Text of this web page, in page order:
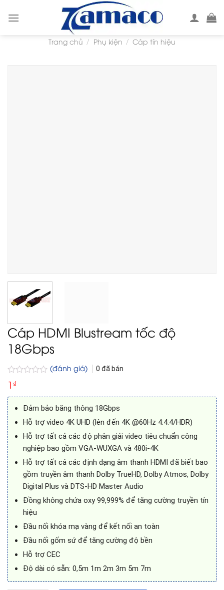
Trang chủ / Phụ kiện / Cáp tín hiệu
Cáp HDMI Blustream tốc độ
18Gbps
Được
xếp
hạng
0
5
sao
(đánh giá) 0 đã bán
1 ₫
Đảm bảo băng thông 18Gbps
Hỗ trợ video 4K UHD (lên đến 4K @60Hz 4:4:4/HDR)
Hỗ trợ tất cả các độ phân giải video tiêu chuẩn công
nghiệp bao gồm VGA-WUXGA và 480i-4K
Hỗ trợ tất cả các định dạng âm thanh HDMI đã biết bao
gồm truyền âm thanh Dolby TrueHD, Dolby Atmos, Dolby
Digital Plus và DTS-HD Master Audio
Đồng không chứa oxy 99,999% để tăng cường truyền tín
hiệu
Đầu nối khóa mạ vàng để kết nối an toàn
Đầu nối gốm sứ để tăng cường độ bền
Hỗ trợ CEC
Độ dài có sẵn: 0,5m 1m 2m 3m 5m 7m